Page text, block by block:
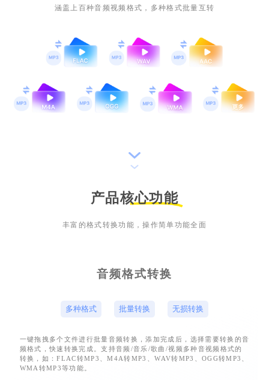
涵盖上百种音频视频格式，多种格式批量互转
产品核心功能
丰富的格式转换功能，操作简单功能全面
音频格式转换
多种格式 批量转换 无损转换
一键拖拽多个文件进行批量音频转换，添加完成后，选择需要转换的音
频格式，快速转换完成。支持音频/音乐/歌曲/视频多种音视频格式的
转换，如：FLAC转MP3、M4A转MP3、WAV转MP3、OGG转MP3、
WMA转MP3等功能。